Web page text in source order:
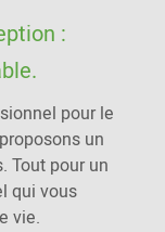
:
pour le
un
Tout pour un
qui vous
vie.